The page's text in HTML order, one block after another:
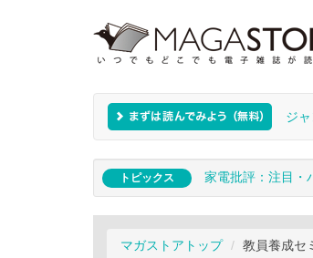
ジ
トピックス 家電批評：注目・
マガストアトップ 教員養成セ